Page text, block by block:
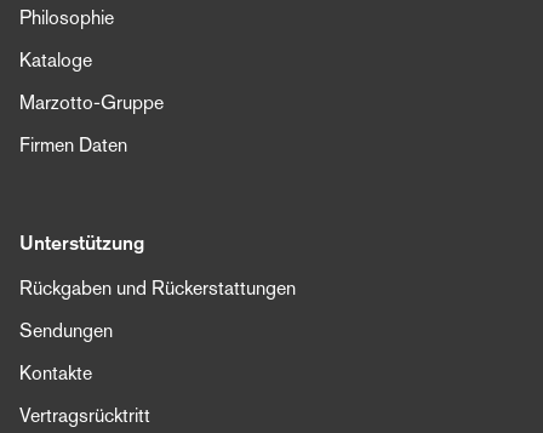
Philosophie
Kataloge
Marzotto-Gruppe
Firmen Daten
Unterstützung
Rückgaben und Rückerstattungen
Sendungen
Kontakte
Vertragsrücktritt